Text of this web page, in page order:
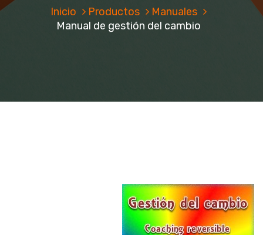
Inicio Productos
Manuales
Manual de gestión del cambio